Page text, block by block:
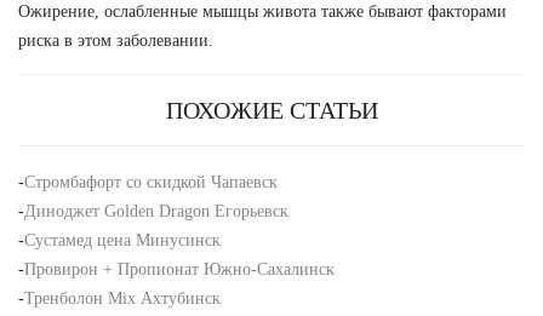
Ожирение, ослабленные мышцы живота также бывают факторами
риска в этом заболевании.
ПОХОЖИЕ СТАТЬИ
-Стромбафорт со скидкой Чапаевск
-Диноджет Golden Dragon Егорьевск
-Сустамед цена Минусинск
-Провирон + Пропионат Южно-Сахалинск
-Тренболон Mix Ахтубинск